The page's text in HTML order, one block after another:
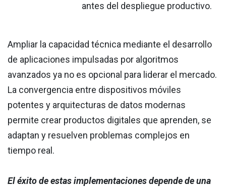
antes del despliegue productivo.
Ampliar la capacidad técnica mediante el desarrollo
de aplicaciones impulsadas por algoritmos
avanzados ya no es opcional para liderar el mercado.
La convergencia entre dispositivos móviles
potentes y arquitecturas de datos modernas
permite crear productos digitales que aprenden, se
adaptan y resuelven problemas complejos en
tiempo real.
El éxito de estas implementaciones depende de una